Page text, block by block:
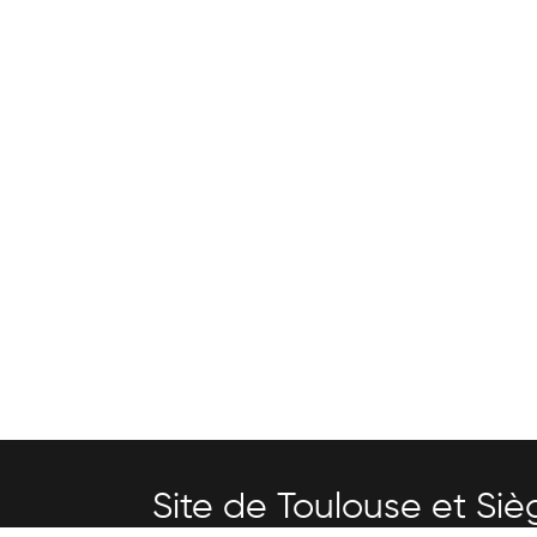
Site de Toulouse et